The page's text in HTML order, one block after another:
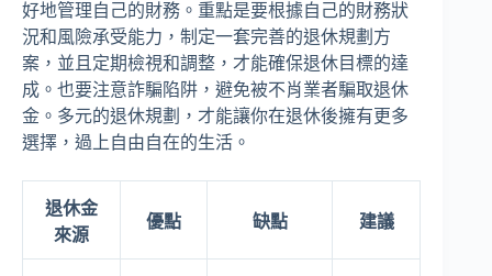
好地管理自己的財務。重點是要根據自己的財務狀
況和風險承受能力，制定一套完善的退休規劃方
案，並且定期檢視和調整，才能確保退休目標的達
成。也要注意詐騙陷阱，避免被不肖業者騙取退休
金。多元的退休規劃，才能讓你在退休後擁有更多
選擇，過上自由自在的生活。
退休金
來源
優點 缺點 建議